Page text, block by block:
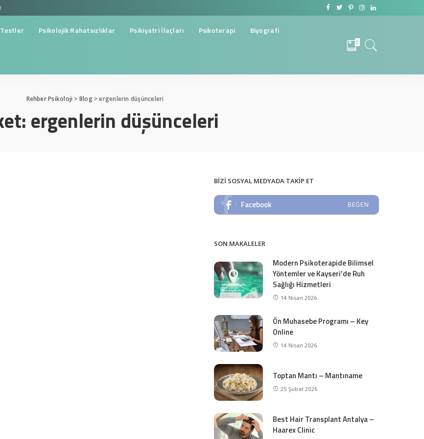
Psikolojik Rahatsızlıklar Psikiyatri İlaçları Psikoterapi Biyografi
0
Rehber Psikoloji > Blog>ergenlerin düşünceleri
ergenlerin düşünceleri
BIZI SOSYAL MEDYADA TAKIP ET
Facebook BEĞEN
SON MAKALELER
Modern Psikoterapide Bilimsel
Yöntemler ve Kayseri’de Ruh
Sağlığı Hizmetleri
14 Nisan 2026
Ön Muhasebe Programı – Key
Online
14 Nisan 2026
Toptan Mantı – Mantıname
25 Şubat 2026
Best Hair Transplant Antalya –
Haarex Clinic